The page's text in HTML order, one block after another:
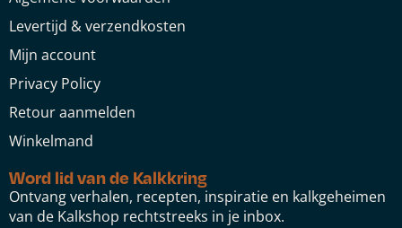
Levertijd & verzendkosten
Mijn account
Privacy Policy
Retour aanmelden
Winkelmand
Word lid van de Kalkkring
Ontvang verhalen, recepten, inspiratie en kalkgeheimen
van de Kalkshop rechtstreeks in je inbox.